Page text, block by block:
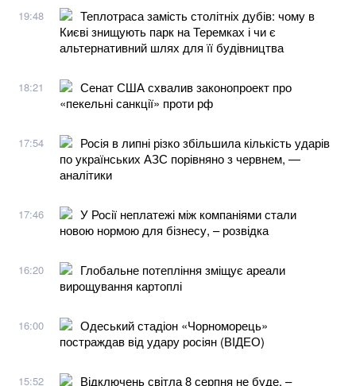
19:48
Теплотраса замість столітніх дубів: чому в
Києві знищують парк на Теремках і чи є
альтернативний шлях для її будівництва
18:21
Сенат США схвалив законопроект про
«пекельні санкції» проти рф
17:54
Росія в липні різко збільшила кількість ударів
по українських АЗС порівняно з червнем, —
аналітики
17:46
У Росії неплатежі між компаніями стали
новою нормою для бізнесу, – розвідка
16:20
Глобальне потепління зміщує ареали
вирощування картоплі
16:00
Одеський стадіон «Чорноморець»
постраждав від удару росіян (ВІДЕО)
15:52 Відключень світла 8 серпня не буде, –